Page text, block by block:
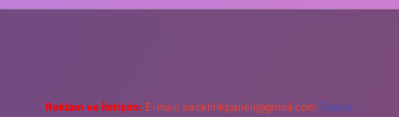
Reklam ve İletişim: E-mail: backlinkpaneli@gmail.com Teams: